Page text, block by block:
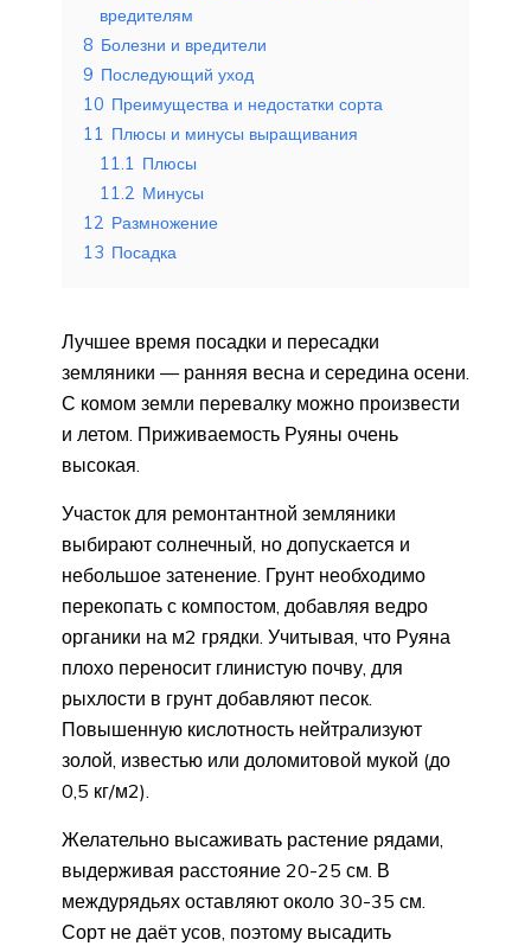
вредителям
8 Болезни и вредители
9 Последующий уход
10 Преимущества и недостатки сорта
11 Плюсы и минусы выращивания
11.1 Плюсы
11.2 Минусы
12 Размножение
13 Посадка
Лучшее время посадки и пересадки
земляники — ранняя весна и середина осени.
С комом земли перевалку можно произвести
и летом. Приживаемость Руяны очень
высокая.
Участок для ремонтантной земляники
выбирают солнечный, но допускается и
небольшое затенение. Грунт необходимо
перекопать с компостом, добавляя ведро
органики на м2 грядки. Учитывая, что Руяна
плохо переносит глинистую почву, для
рыхлости в грунт добавляют песок.
Повышенную кислотность нейтрализуют
золой, известью или доломитовой мукой (до
0,5 кг/м2).
Желательно высаживать растение рядами,
выдерживая расстояние 20-25 см. В
междурядьях оставляют около 30-35 см.
Сорт не даёт усов, поэтому высадить